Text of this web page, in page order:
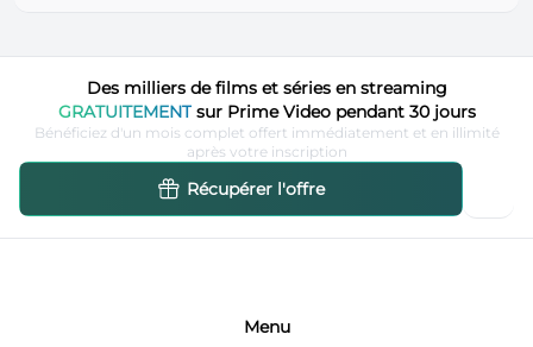
Des milliers de films et séries en streaming
GRATUITEMENTsur Prime Video pendant 30 jours
Bénéficiez d'un mois complet offert immédiatement et en illimité
après votre inscription
Récupérer l'offre
Menu